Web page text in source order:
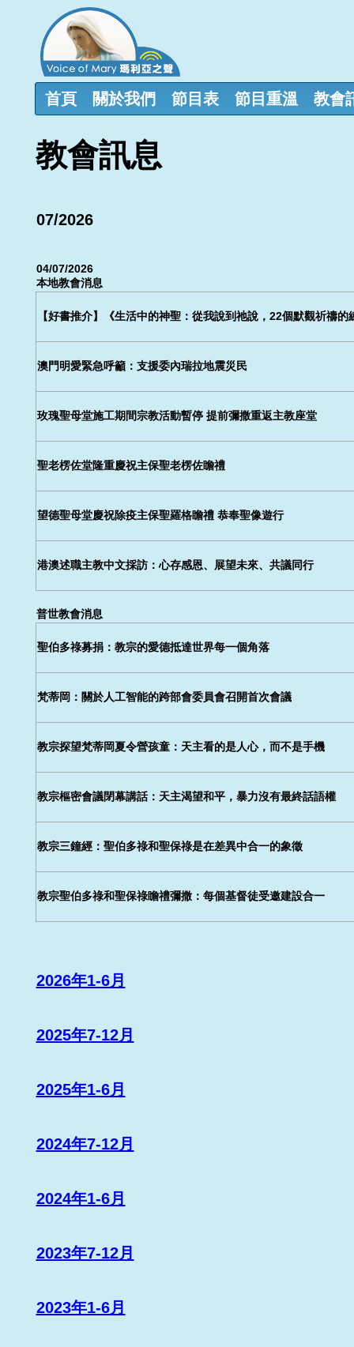
首頁 關於我們 節目表 節目重溫 教會
教會訊息
07/2026
04/07/2026
本地教會消息
【好書推介】《生活中的神聖：從我說到祂說，22個默觀祈禱的
澳門明愛緊急呼籲：支援委內瑞拉地震災民
玫瑰聖母堂施工期間宗教活動暫停 提前彌撒重返主教座堂
聖老楞佐堂隆重慶祝主保聖老楞佐瞻禮
望德聖母堂慶祝除疫主保聖羅格瞻禮 恭奉聖像遊行
港澳述職主教中文採訪：心存感恩、展望未來、共議同行
普世教會消息
聖伯多祿募捐：教宗的愛德抵達世界每一個角落
梵蒂岡：關於人工智能的跨部會委員會召開首次會議
教宗探望梵蒂岡夏令營孩童：天主看的是人心，而不是手機
教宗樞密會議閉幕講話：天主渴望和平，暴力沒有最終話語權
教宗三鐘經：聖伯多祿和聖保祿是在差異中合一的象徵
教宗聖伯多祿和聖保祿瞻禮彌撒：每個基督徒受邀建設合一
2026年1-6月
2025年7-12月
2025年1-6月
2024年7-12月
2024年1-6月
2023年7-12月
2023年1-6月